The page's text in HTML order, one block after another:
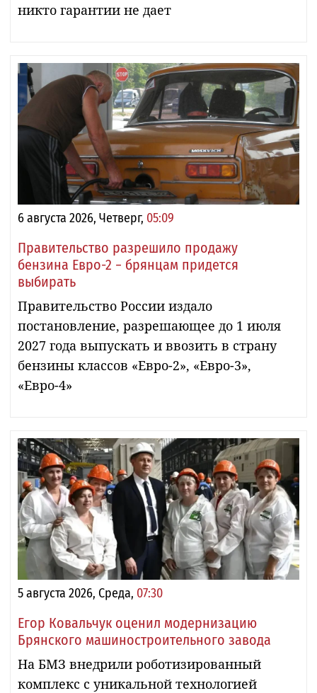
никто гарантии не дает
6 августа 2026, Четверг, 05:09
Правительство разрешило продажу
бензина Евро-2 − брянцам придется
выбирать
Правительство России издало
постановление, разрешающее до 1 июля
2027 года выпускать и ввозить в страну
бензины классов «Евро-2», «Евро-3»,
«Евро-4»
5 августа 2026, Среда, 07:30
Егор Ковальчук оценил модернизацию
Брянского машиностроительного завода
На БМЗ внедрили роботизированный
комплекс с уникальной технологией